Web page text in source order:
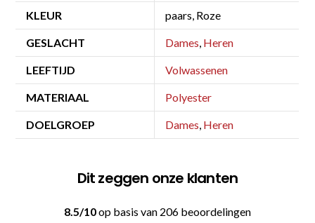
KLEUR paars, Roze
GESLACHT Dames, Heren
LEEFTIJD Volwassenen
MATERIAAL Polyester
DOELGROEP Dames, Heren
Dit zeggen onze klanten
8.5/10op basis van 206 beoordelingen